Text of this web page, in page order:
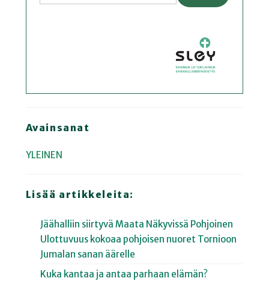
Avainsanat
YLEINEN
Lisää artikkeleita:
Jäähalliin siirtyvä Maata Näkyvissä Pohjoinen
Ulottuvuus kokoaa pohjoisen nuoret Tornioon
Jumalan sanan äärelle
Kuka kantaa ja antaa parhaan elämän?